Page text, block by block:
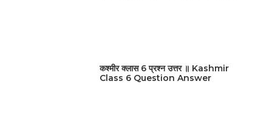
कश्मीर क्लास 6 प्रश्न उत्तर ॥ Kashmir
Class 6 Question Answer